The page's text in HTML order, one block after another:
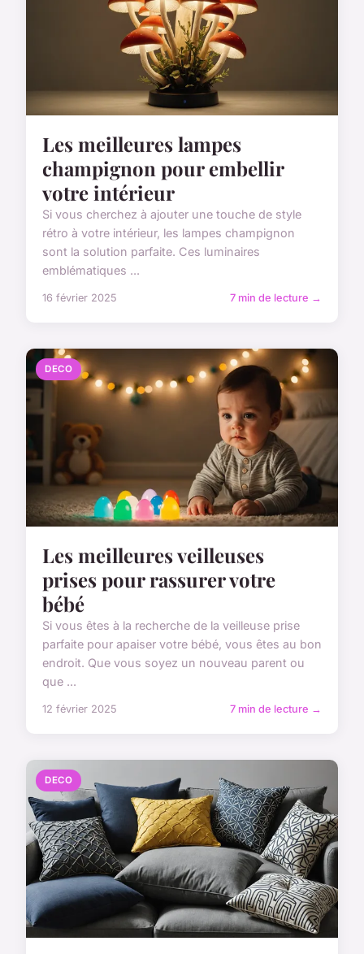
Les meilleures lampes
champignon pour embellir
votre intérieur
Si vous cherchez à ajouter une touche de style
rétro à votre intérieur, les lampes champignon
sont la solution parfaite. Ces luminaires
emblématiques ...
16 février 2025 7 min de lecture →
DECO
Les meilleures veilleuses
prises pour rassurer votre
bébé
Si vous êtes à la recherche de la veilleuse prise
parfaite pour apaiser votre bébé, vous êtes au bon
endroit. Que vous soyez un nouveau parent ou
que ...
12 février 2025 7 min de lecture →
DECO